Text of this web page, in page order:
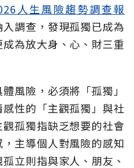
人生風險趨勢調查報
調查，發現孤獨已成為
為放大身、心、財三重
風險，必須將「孤獨」
性的「主觀孤獨」與社
孤獨指缺乏想要的社會
主導個人對風險的感知
立則指與家人、朋友、